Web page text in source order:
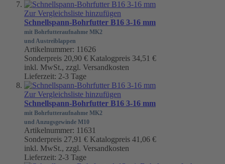
Zur Vergleichsliste hinzufügen
Schnellspann-Bohrfutter B16 3-16 mm
mit Bohrfutteraufnahme MK2
und Austreiblappen
Artikelnummer: 11626
Sonderpreis 20,90 € Katalogpreis 34,51 €
inkl. MwSt., zzgl. Versandkosten
Lieferzeit: 2-3 Tage
Zur Vergleichsliste hinzufügen
Schnellspann-Bohrfutter B16 3-16 mm
mit Bohrfutteraufnahme MK2
und Anzugsgewinde M10
Artikelnummer: 11631
Sonderpreis 27,91 € Katalogpreis 41,06 €
inkl. MwSt., zzgl. Versandkosten
Lieferzeit: 2-3 Tage